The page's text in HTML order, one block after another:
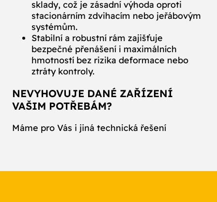
sklady, což je zásadní výhoda oproti
stacionárním zdvihacím nebo jeřábovým
systémům.
Stabilní a robustní rám zajišťuje
bezpečné přenášení i maximálních
hmotností bez rizika deformace nebo
ztráty kontroly.
NEVYHOVUJE DANÉ ZAŘÍZENÍ
VAŠIM POTŘEBÁM?
Máme pro Vás i jiná technická řešení